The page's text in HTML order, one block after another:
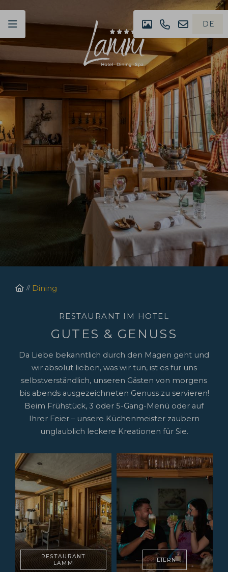
IMPRESSIONEN
+49
(0)07442
4980
DE
Startseite
Dining
RESTAURANT IM HOTEL
GUTES & GENUSS
Da Liebe bekanntlich durch den Magen geht und
wir absolut lieben, was wir tun, ist es für uns
selbstverständlich, unseren Gästen von morgens
bis abends ausgezeichneten Genuss zu servieren!
Beim Frühstück, 3 oder 5-Gang-Menü oder auf
Ihrer Feier – unsere Küchenmeister zaubern
unglaublich leckere Kreationen für Sie.
RESTAURANT
LAMM
FEIERN